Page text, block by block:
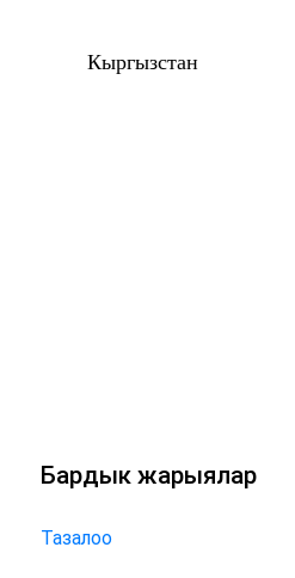
Кыргызстан
Бардык жарыялар
Тазалоо